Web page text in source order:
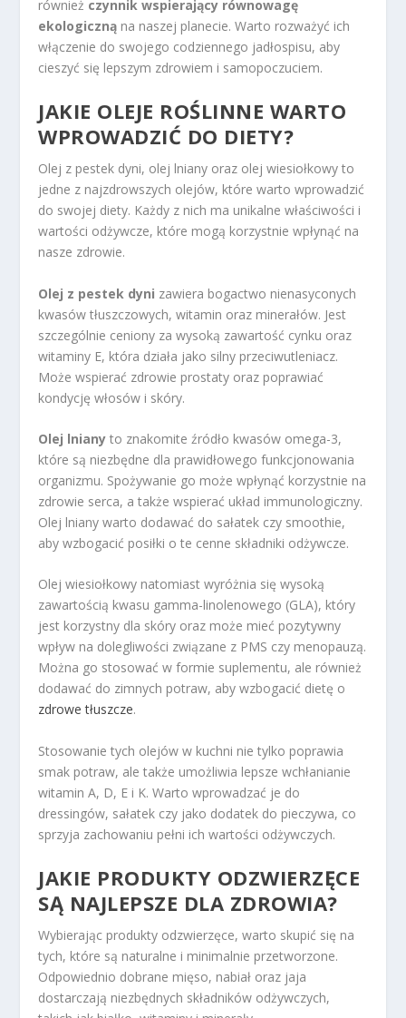
również czynnik wspierający równowagę
ekologiczną na naszej planecie. Warto rozważyć ich
włączenie do swojego codziennego jadłospisu, aby
cieszyć się lepszym zdrowiem i samopoczuciem.
JAKIE OLEJE ROŚLINNE WARTO
WPROWADZIĆ DO DIETY?
Olej z pestek dyni, olej lniany oraz olej wiesiołkowy to
jedne z najzdrowszych olejów, które warto wprowadzić
do swojej diety. Każdy z nich ma unikalne właściwości i
wartości odżywcze, które mogą korzystnie wpłynąć na
nasze zdrowie.
Olej z pestek dyni zawiera bogactwo nienasyconych
kwasów tłuszczowych, witamin oraz minerałów. Jest
szczególnie ceniony za wysoką zawartość cynku oraz
witaminy E, która działa jako silny przeciwutleniacz.
Może wspierać zdrowie prostaty oraz poprawiać
kondycję włosów i skóry.
Olej lniany to znakomite źródło kwasów omega-3,
które są niezbędne dla prawidłowego funkcjonowania
organizmu. Spożywanie go może wpłynąć korzystnie na
zdrowie serca, a także wspierać układ immunologiczny.
Olej lniany warto dodawać do sałatek czy smoothie,
aby wzbogacić posiłki o te cenne składniki odżywcze.
Olej wiesiołkowy natomiast wyróżnia się wysoką
zawartością kwasu gamma-linolenowego (GLA), który
jest korzystny dla skóry oraz może mieć pozytywny
wpływ na dolegliwości związane z PMS czy menopauzą.
Można go stosować w formie suplementu, ale również
dodawać do zimnych potraw, aby wzbogacić dietę o
zdrowe tłuszcze.
Stosowanie tych olejów w kuchni nie tylko poprawia
smak potraw, ale także umożliwia lepsze wchłanianie
witamin A, D, E i K. Warto wprowadzać je do
dressingów, sałatek czy jako dodatek do pieczywa, co
sprzyja zachowaniu pełni ich wartości odżywczych.
JAKIE PRODUKTY ODZWIERZĘCE
SĄ NAJLEPSZE DLA ZDROWIA?
Wybierając produkty odzwierzęce, warto skupić się na
tych, które są naturalne i minimalnie przetworzone.
Odpowiednio dobrane mięso, nabiał oraz jaja
dostarczają niezbędnych składników odżywczych,